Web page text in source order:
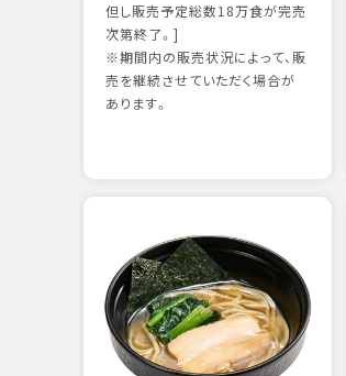
但し販売予定総数18万食が完売
次第終了。]
※期間内の販売状況によって、販
売を継続させていただく場合が
あります。